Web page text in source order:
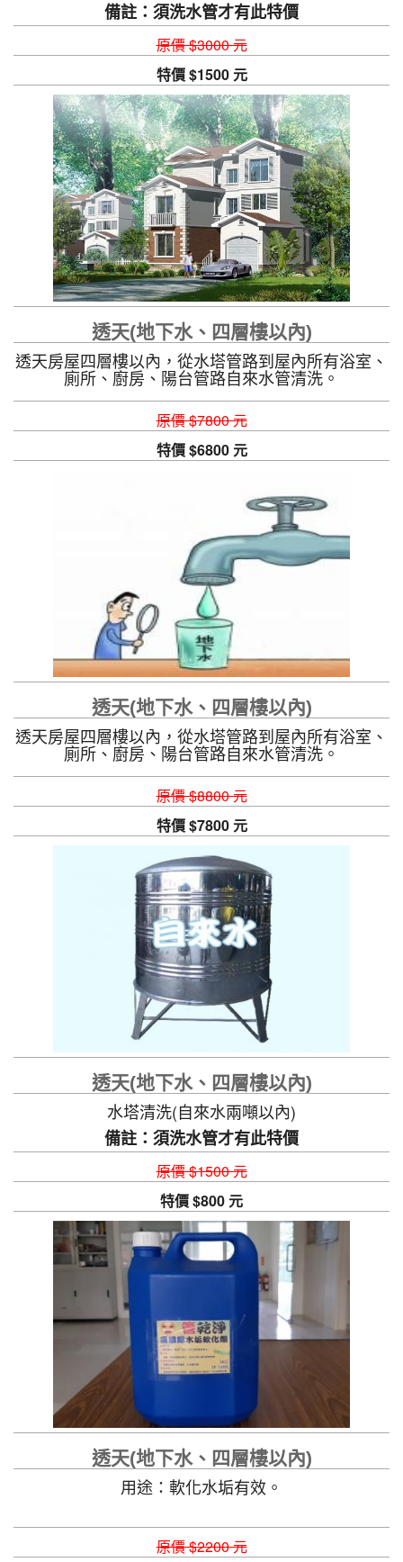
備註：須洗水管才有此特價
原價 $3000 元
特價 $1500 元
透天(地下水、四層樓以內)
透天房屋四層樓以內，從水塔管路到屋內所有浴室、
廁所、廚房、陽台管路自來水管清洗。
原價 $7800 元
特價 $6800 元
透天(地下水、四層樓以內)
透天房屋四層樓以內，從水塔管路到屋內所有浴室、
廁所、廚房、陽台管路自來水管清洗。
原價 $8800 元
特價 $7800 元
透天(地下水、四層樓以內)
水塔清洗(自來水兩噸以內)
備註：須洗水管才有此特價
原價 $1500 元
特價 $800 元
透天(地下水、四層樓以內)
用途：軟化水垢有效。
原價 $2200 元